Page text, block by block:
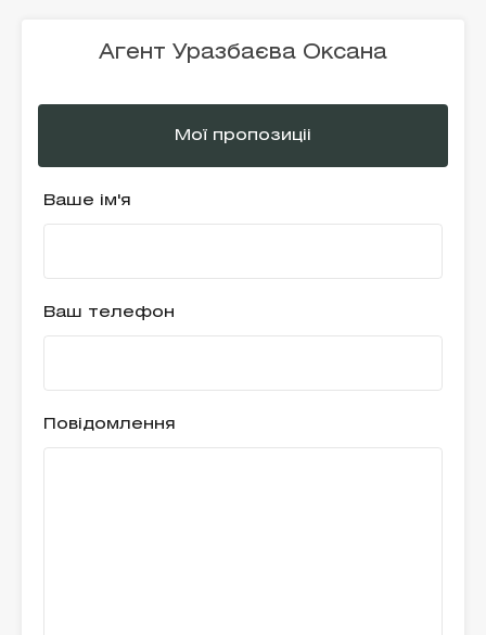
Агент Уразбаєва Оксана
Мої пропозиціі
Ваше ім'я
Ваш телефон
Повідомлення